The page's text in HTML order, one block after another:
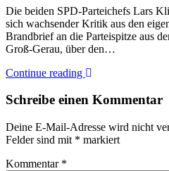
Die beiden SPD-Parteichefs Lars
sich wachsender Kritik aus den
Brandbrief an die Parteispitze aus
Groß-Gerau, über den…
Continue reading
Schreibe einen Kommentar
Deine E-Mail-Adresse wird nicht
Felder sind mit * markiert
Kommentar *